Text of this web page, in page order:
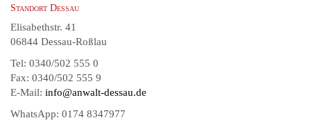
Standort Dessau
Elisabethstr. 41
06844 Dessau-Roßlau
Tel: 0340/502 555 0
Fax: 0340/502 555 9
E-Mail: info@anwalt-dessau.de
WhatsApp: 0174 8347977